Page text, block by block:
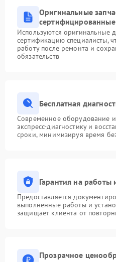
Оригинальные
Используются
сертификацию специалисты,
работу после ремонта и
обязательств
Бесплатная
Современное оборудование
экспресс-диагностику и
сроки, минимизируя время
Гарантия на работы
Предоставляется
выполненные работы и
защищает клиента от
Прозрачное